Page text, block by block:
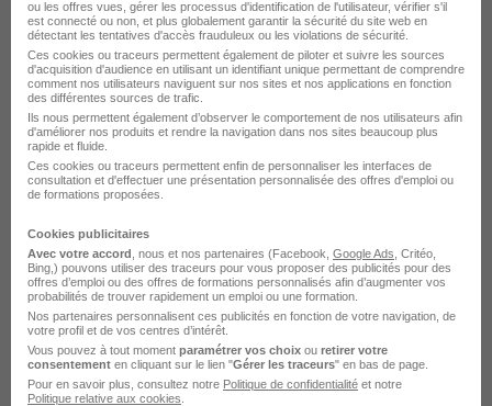
Employé de Ménage-Repassage H/F
O2
Évreux - 27 CDI
Voir l’offre
il y a 27 jours
ou les offres vues, gérer les processus d'identification de l'utilisateur, vérifier s'il
est connecté ou non, et plus globalement garantir la sécurité du site web en
détectant les tentatives d'accès frauduleux ou les violations de sécurité.
Ces cookies ou traceurs permettent également de piloter et suivre les sources
d'acquisition d'audience en utilisant un identifiant unique permettant de comprendre
comment nos utilisateurs naviguent sur nos sites et nos applications en fonction
des différentes sources de trafic.
Ils nous permettent également d’observer le comportement de nos utilisateurs afin
d'améliorer nos produits et rendre la navigation dans nos sites beaucoup plus
rapide et fluide.
Ces cookies ou traceurs permettent enfin de personnaliser les interfaces de
consultation et d'effectuer une présentation personnalisée des offres d'emploi ou
de formations proposées.
Cookies publicitaires
Avec votre accord , nous et nos partenaires (Facebook, Google Ads , Critéo,
Bing,) pouvons utiliser des traceurs pour vous proposer des publicités pour des
offres d’emploi ou des offres de formations personnalisés afin d’augmenter vos
probabilités de trouver rapidement un emploi ou une formation.
Nos partenaires personnalisent ces publicités en fonction de votre navigation, de
votre profil et de vos centres d’intérêt.
Vous pouvez à tout moment paramétrer vos choix ou retirer votre
consentement en cliquant sur le lien "Gérer les traceurs" en bas de page.
Pour en savoir plus, consultez notre Politique de confidentialité et notre
Politique relative aux cookies